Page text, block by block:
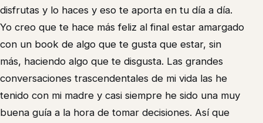
disfrutas y lo haces y eso te aporta en tu día a día.
Yo creo que te hace más feliz al final estar amargado
con un book de algo que te gusta que estar, sin
más, haciendo algo que te disgusta. Las grandes
conversaciones trascendentales de mi vida las he
tenido con mi madre y casi siempre he sido una muy
buena guía a la hora de tomar decisiones. Así que